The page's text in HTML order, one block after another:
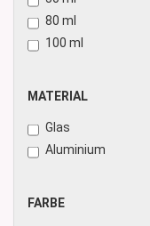
80 ml
100 ml
MATERIAL
MATERIAL
Glas
Aluminium
FARBE
FARBE